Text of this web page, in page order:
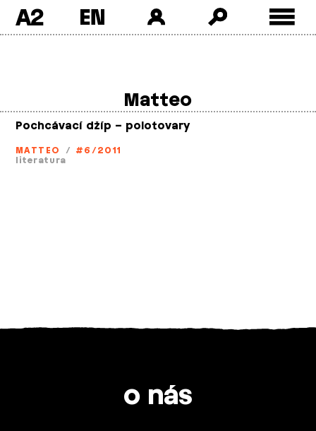
A2
Matteo
Pochcávací džíp – polotovary
MATTEO / #6/2011
literatura
o nás